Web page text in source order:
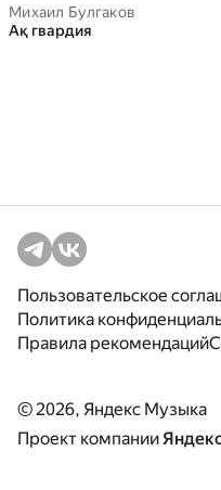
Михаил Булгаков
Ақ гвардия
Пользовательское
Политика
Правила рекомендаций
© 2026, Яндекс Музыка
Проект компании